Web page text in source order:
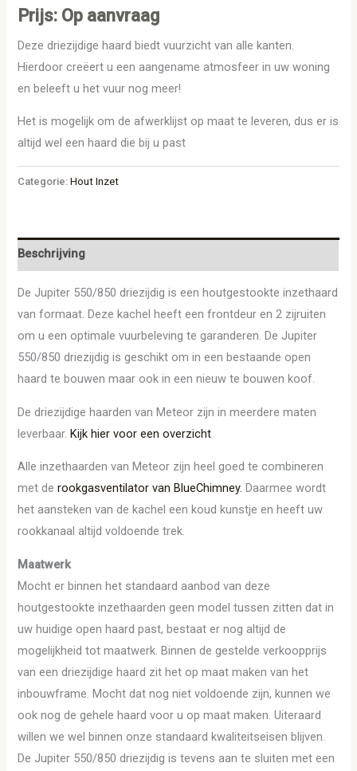
Prijs: Op aanvraag
Deze driezijdige haard biedt vuurzicht van alle kanten.
Hierdoor creëert u een aangename atmosfeer in uw woning
en beleeft u het vuur nog meer!
Het is mogelijk om de afwerklijst op maat te leveren, dus er is
altijd wel een haard die bij u past
Categorie:Hout Inzet
Beschrijving
De Jupiter 550/850 driezijdig is een houtgestookte inzethaard
van formaat. Deze kachel heeft een frontdeur en 2 zijruiten
om u een optimale vuurbeleving te garanderen. De Jupiter
550/850 driezijdig is geschikt om in een bestaande open
haard te bouwen maar ook in een nieuw te bouwen koof.
De driezijdige haarden van Meteor zijn in meerdere maten
leverbaar.Kijk hier voor een overzicht
Alle inzethaarden van Meteor zijn heel goed te combineren
met derookgasventilator van BlueChimney. Daarmee wordt
het aansteken van de kachel een koud kunstje en heeft uw
rookkanaal altijd voldoende trek.
Maatwerk
Mocht er binnen het standaard aanbod van deze
houtgestookte inzethaarden geen model tussen zitten dat in
uw huidige open haard past, bestaat er nog altijd de
mogelijkheid tot maatwerk. Binnen de gestelde verkoopprijs
van een driezijdige haard zit het op maat maken van het
inbouwframe. Mocht dat nog niet voldoende zijn, kunnen we
ook nog de gehele haard voor u op maat maken. Uiteraard
willen we wel binnen onze standaard kwaliteitseisen blijven.
De Jupiter 550/850 driezijdig is tevens aan te sluiten met een